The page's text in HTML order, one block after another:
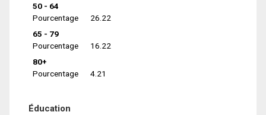
50 - 64
Pourcentage
26.22
65 - 79
Pourcentage
16.22
80+
Pourcentage
4.21
Éducation